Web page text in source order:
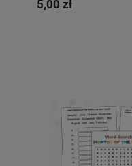
5,00 zł